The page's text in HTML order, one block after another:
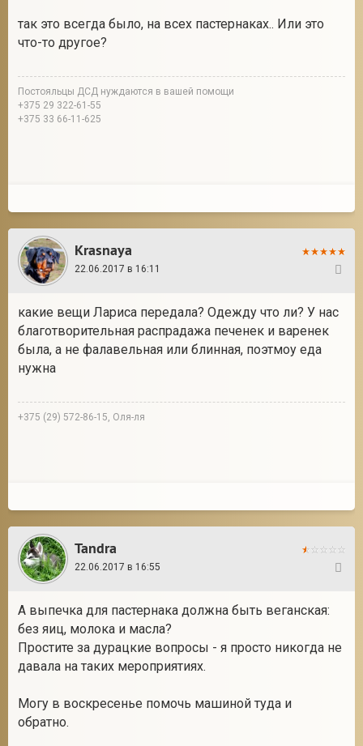
так это всегда было, на всех пастернаках.. Или это
что-то другое?
Постояльцы ДСД нуждаются в вашей помощи
+375 29 322-61-55
+375 33 66-11-625
Krasnaya
22.06.2017 в 16:11
какие вещи Лариса передала? Одежду что ли? У нас
благотворительная распрадажа печенек и варенек
была, а не фалавельная или блинная, поэтмоу еда
нужна
+375 (29) 572-86-15, Оля-ля
Tandra
22.06.2017 в 16:55
А выпечка для пастернака должна быть веганская:
без яиц, молока и масла?
Простите за дурацкие вопросы - я просто никогда не
давала на таких мероприятиях.
Могу в воскресенье помочь машиной туда и
обратно.